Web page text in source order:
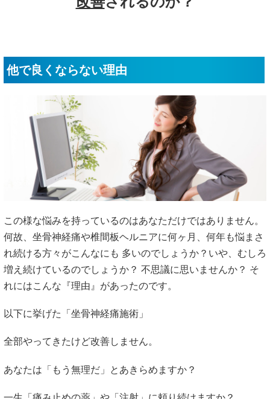
他で良くならない理由
この様な悩みを持っているのはあなただけではありません。
何故、坐骨神経痛や椎間板ヘルニアに何ヶ月、何年も悩まさ
れ続ける方々がこんなにも 多いのでしょうか？いや、むしろ
増え続けているのでしょうか？ 不思議に思いませんか？ そ
れにはこんな『理由』があったのです。
以下に挙げた「坐骨神経痛施術」
全部やってきたけど改善しません。
あなたは「もう無理だ」とあきらめますか？